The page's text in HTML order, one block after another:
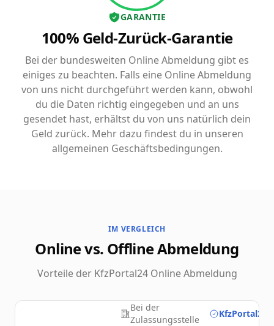
GARANTIE
100% Geld-Zurück-Garantie
Bei der bundesweiten Online Abmeldung gibt es
einiges zu beachten. Falls eine Online Abmeldung
von uns nicht durchgeführt werden kann, obwohl
du die Daten richtig eingegeben und an uns
gesendet hast, erhältst du von uns natürlich dein
Geld zurück. Mehr dazu findest du in unseren
allgemeinen Geschäftsbedingungen.
IM VERGLEICH
Online vs. Offline Abmeldung
Vorteile der KfzPortal24 Online Abmeldung
Bei der
Zulassungsstelle